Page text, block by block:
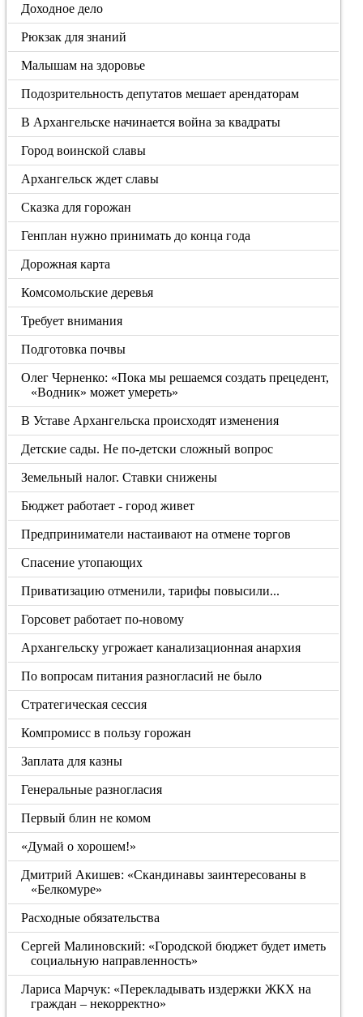
Доходное дело
Рюкзак для знаний
Малышам на здоровье
Подозрительность депутатов мешает арендаторам
В Архангельске начинается война за квадраты
Город воинской славы
Архангельск ждет славы
Сказка для горожан
Генплан нужно принимать до конца года
Дорожная карта
Комсомольские деревья
Требует внимания
Подготовка почвы
Олег Черненко: «Пока мы решаемся создать прецедент,
«Водник» может умереть»
В Уставе Архангельска происходят изменения
Детские сады. Не по-детски сложный вопрос
Земельный налог. Ставки снижены
Бюджет работает - город живет
Предприниматели настаивают на отмене торгов
Спасение утопающих
Приватизацию отменили, тарифы повысили...
Горсовет работает по-новому
Архангельску угрожает канализационная анархия
По вопросам питания разногласий не было
Стратегическая сессия
Компромисс в пользу горожан
Заплата для казны
Генеральные разногласия
Первый блин не комом
«Думай о хорошем!»
Дмитрий Акишев: «Скандинавы заинтересованы в
«Белкомуре»
Расходные обязательства
Сергей Малиновский: «Городской бюджет будет иметь
социальную направленность»
Лариса Марчук: «Перекладывать издержки ЖКХ на
граждан – некорректно»